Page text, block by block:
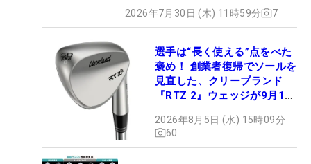
2026年7月30日 (木) 11時59分 7
選手は“長く使える”点をべた
褒め！ 創業者復帰でソールを
見直した、クリーブランド
『RTZ 2』ウェッジが9月12
2026年8月5日 (水) 15時09分
60